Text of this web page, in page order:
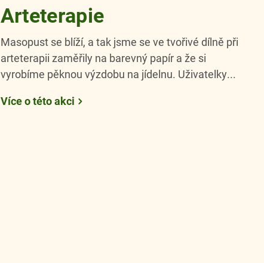
Arteterapie
Masopust se blíží, a tak jsme se ve tvořivé dílně při
arteterapii zaměřily na barevný papír a že si
vyrobíme pěknou výzdobu na jídelnu. Uživatelky...
Více o této akci